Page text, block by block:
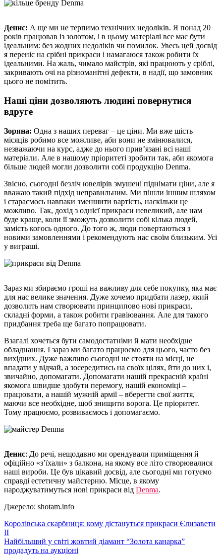
Денис: А ще ми не терпимо технічних недоліків. Я понад 20
років працював із золотом, і в цьому матеріалі все має бути
ідеальним: без жодних недоліків чи помилок. Увесь цей досвід
я переніс на срібні прикраси і намагаюся також робити їх
ідеальними. На жаль, чимало майстрів, які працюють у сріблі,
закривають очі на різноманітні дефекти, в надії, що замовник
цього не помітить.
Наші ціни дозволяють людині повернутися
вдруге
Зоряна: Одна з наших переваг – це ціни. Ми вже шість
місяців робимо все можливе, аби вони не змінювалися,
незважаючи на курс, адже до нього прив’язані всі наші
матеріали. Але в нашому пріоритеті зробити так, аби якомога
більше людей могли дозволити собі продукцію Denma.
Звісно, сьогодні безліч ювелірів змушені піднімати ціни, але я
вважаю такий підхід неправильним. Ми пішли іншим шляхом
і стараємось навпаки зменшити вартість, наскільки це
можливо. Так, дохід з однієї прикраси невеликий, але нам
буде краще, коли її зможуть дозволити собі кілька людей,
замість когось одного. До того ж, люди повертаються з
новими замовленнями і рекомендують нас своїм близьким. Усі
у виграші.
Зараз ми збираємо гроші на важливу для себе покупку, яка має
для нас велике значення. Дуже хочемо придбати лазер, який
дозволить нам створювати принципово нові прикраси,
складні форми, а також робити гравіювання. Але для такого
придбання треба ще багато попрацювати.
Взагалі хочеться бути самодостатніми й мати необхідне
обладнання. І зараз ми багато працюємо для цього, часто без
вихідних. Дуже важливо сьогодні не стояти на місці, не
впадати у відчай, а зосередитись на своїх цілях, йти до них і,
звичайно, допомагати. Допомагати нашій прекрасній країні
якомога швидше здобути перемогу, нашій економіці –
працювати, а нашій мужній армії – вберегти свої життя,
маючи все необхідне, щоб знищити ворога. Це пріоритет.
Тому працюємо, розвиваємось і допомагаємо.
Денис: До речі, нещодавно ми орендували приміщення й
офіційно «з’їхали» з балкона, на якому все літо створювалися
наші вироби. Це був цікавий досвід, але сьогодні ми готуємо
справді естетичну майстерню. Місце, в якому
народжуватимуться нові прикраси від Denma.
Джерело: shotam.info
Навігація
записів
Королівська скарбниця: кому дістануться прикраси Єлизавети
II
Найбільший у світі жовтий діамант “Золота канарка”
продадуть на аукціоні